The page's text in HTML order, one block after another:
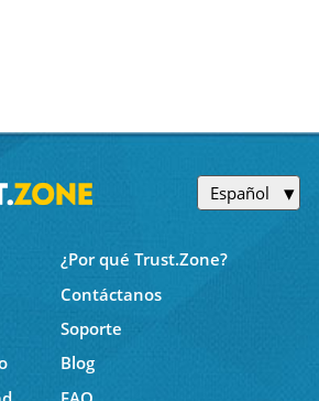
Español
¿Por qué Trust.Zone?
Contáctanos
Soporte
Blog